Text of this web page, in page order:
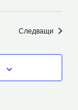
Следващи